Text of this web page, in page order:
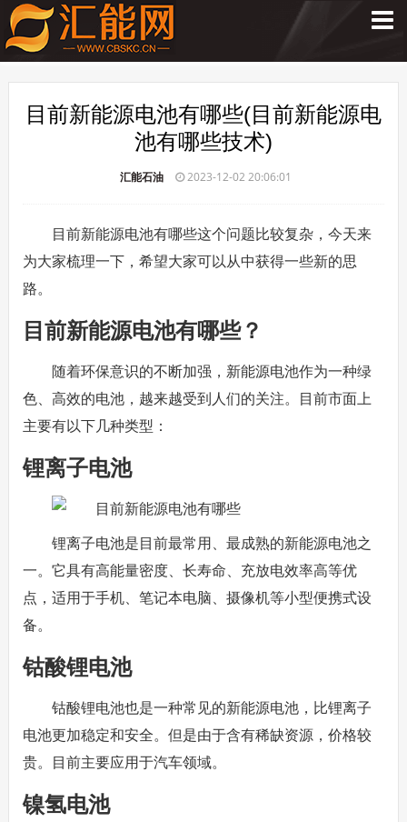
目前新能源电池有哪些(目前新能源电
池有哪些技术)
汇能石油 2023-12-02 20:06:01
目前新能源电池有哪些这个问题比较复杂，今天来
为大家梳理一下，希望大家可以从中获得一些新的思
路。
目前新能源电池有哪些？
随着环保意识的不断加强，新能源电池作为一种绿
色、高效的电池，越来越受到人们的关注。目前市面上
主要有以下几种类型：
锂离子电池
锂离子电池是目前最常用、最成熟的新能源电池之
一。它具有高能量密度、长寿命、充放电效率高等优
点，适用于手机、笔记本电脑、摄像机等小型便携式设
备。
钴酸锂电池
钴酸锂电池也是一种常见的新能源电池，比锂离子
电池更加稳定和安全。但是由于含有稀缺资源，价格较
贵。目前主要应用于汽车领域。
镍氢电池